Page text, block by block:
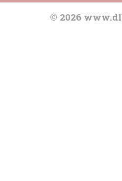
© 2026